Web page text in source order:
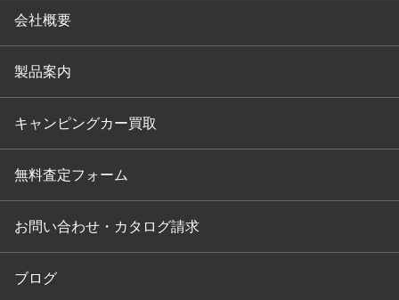
会社概要
製品案内
キャンピングカー買取
無料査定フォーム
お問い合わせ・カタログ請求
ブログ